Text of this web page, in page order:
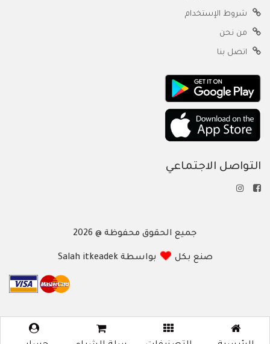
شروط الإستخدام
من نحن
اتصل بنا
التواصل الاجتماعي
جميع الحقوق محفوظة @ 2026
صنع بكل بواسطة Salah itkeadek